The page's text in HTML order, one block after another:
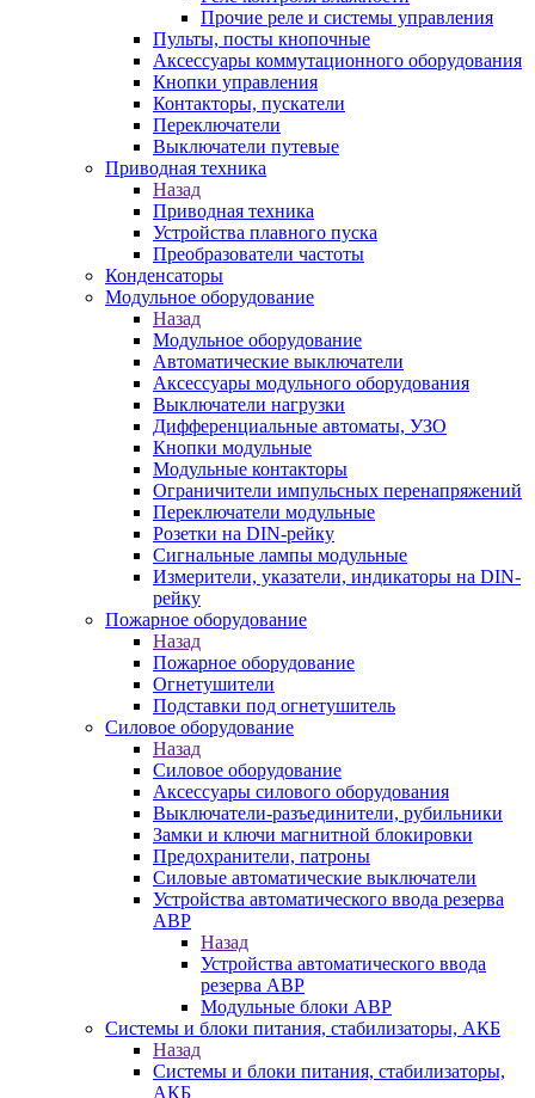
Прочие реле и системы управления
Пульты, посты кнопочные
Аксессуары коммутационного оборудования
Кнопки управления
Контакторы, пускатели
Переключатели
Выключатели путевые
Приводная техника
Назад
Приводная техника
Устройства плавного пуска
Преобразователи частоты
Конденсаторы
Модульное оборудование
Назад
Модульное оборудование
Автоматические выключатели
Аксессуары модульного оборудования
Выключатели нагрузки
Дифференциальные автоматы, УЗО
Кнопки модульные
Модульные контакторы
Ограничители импульсных перенапряжений
Переключатели модульные
Розетки на DIN-рейку
Сигнальные лампы модульные
Измерители, указатели, индикаторы на DIN-
рейку
Пожарное оборудование
Назад
Пожарное оборудование
Огнетушители
Подставки под огнетушитель
Силовое оборудование
Назад
Силовое оборудование
Аксессуары силового оборудования
Выключатели-разъединители, рубильники
Замки и ключи магнитной блокировки
Предохранители, патроны
Силовые автоматические выключатели
Устройства автоматического ввода резерва
АВР
Назад
Устройства автоматического ввода
резерва АВР
Модульные блоки АВР
Системы и блоки питания, стабилизаторы, АКБ
Назад
Системы и блоки питания, стабилизаторы,
АКБ